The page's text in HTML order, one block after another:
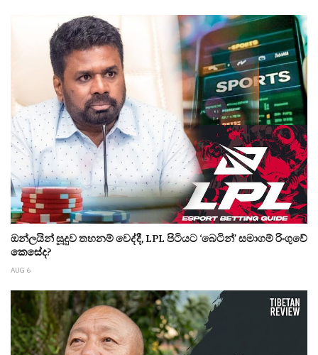
ඔන්ලයින් සූදුව තහනම් වෙද්දී, LPL පිටියට ‘බෙටින්’ සමාගම් රිංගුවේ
කෙසේද?
AUG 6